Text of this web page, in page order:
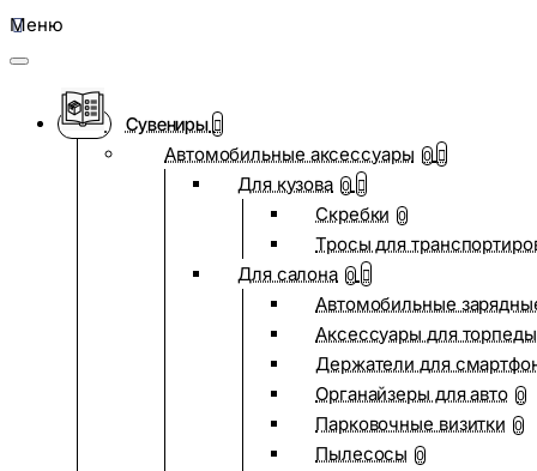
Меню
Сувениры
Автомобильные аксессуары 0
Для кузова 0
Скребки 0
Тросы для
Для салона 0
Автомобильные
Аксессуары для
Держатели для
Органайзеры для авто 0
Парковочные визитки 0
Пылесосы 0